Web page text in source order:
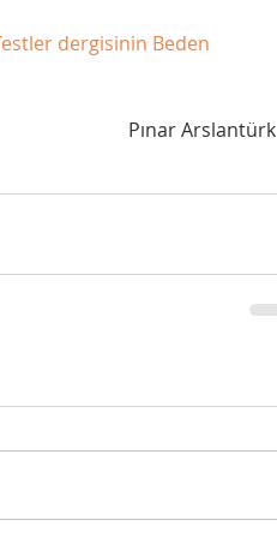
dergisinin Beden
Pınar Arslantürk